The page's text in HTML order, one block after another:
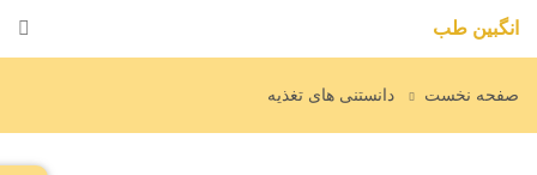
انگبین طب
صفحه نخست دانستنی های تغذیه